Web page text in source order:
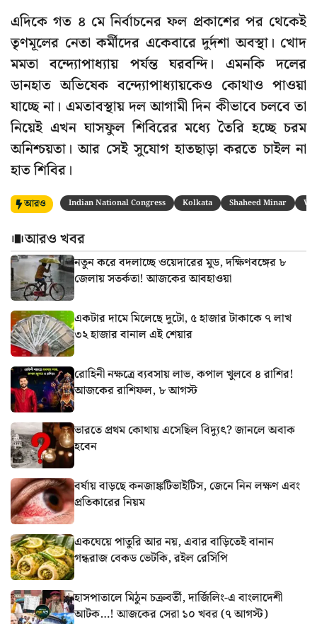
এদিকে গত ৪ মে নির্বাচনের ফল প্রকাশের পর থেকেই
তৃণমূলের নেতা কর্মীদের একেবারে দুর্দশা অবস্থা। খোদ
মমতা বন্দ্যোপাধ্যায় পর্যন্ত ঘরবন্দি। এমনকি দলের
ডানহাত অভিষেক বন্দ্যোপাধ্যায়কেও কোথাও পাওয়া
যাচ্ছে না। এমতাবস্থায় দল আগামী দিন কীভাবে চলবে তা
নিয়েই এখন ঘাসফুল শিবিরের মধ্যে তৈরি হচ্ছে চরম
অনিশ্চয়তা। আর সেই সুযোগ হাতছাড়া করতে চাইল না
হাত শিবির।
আরও Indian National Congress Kolkata Shaheed Minar
আরও খবর
নতুন করে বদলাচ্ছে ওয়েদারের মুড, দক্ষিণবঙ্গের ৮
জেলায় সতর্কতা! আজকের আবহাওয়া
একটার দামে মিলেছে দুটো, ৫ হাজার টাকাকে ৭ লাখ
৩২ হাজার বানাল এই শেয়ার
রোহিনী নক্ষত্রে ব্যবসায় লাভ, কপাল খুলবে ৪ রাশির!
আজকের রাশিফল, ৮ আগস্ট
ভারতে প্রথম কোথায় এসেছিল বিদ্যুৎ? জানলে অবাক
হবেন
বর্ষায় বাড়ছে কনজাঙ্কটিভাইটিস, জেনে নিন লক্ষণ এবং
প্রতিকারের নিয়ম
একঘেয়ে পাতুরি আর নয়, এবার বাড়িতেই বানান
গন্ধরাজ বেকড ভেটকি, রইল রেসিপি
হাসপাতালে মিঠুন চক্রবর্তী, দার্জিলিং-এ বাংলাদেশী
আটক…! আজকের সেরা ১০ খবর (৭ আগস্ট)